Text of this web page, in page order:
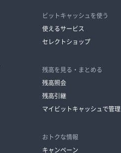
ビットキャッシュを使う
使えるサービス
セレクトショップ
残高を見る・まとめる
残高照会
残高引継
マイビットキャッシュで管理
おトクな情報
キャンペーン